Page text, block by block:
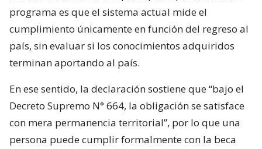
programa es que el sistema actual mide el
cumplimiento únicamente en función del regreso al
país, sin evaluar si los conocimientos adquiridos
terminan aportando al país.
En ese sentido, la declaración sostiene que “bajo el
Decreto Supremo N° 664, la obligación se satisface
con mera permanencia territorial”, por lo que una
persona puede cumplir formalmente con la beca